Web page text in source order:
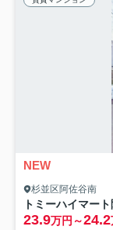
NEW
杉並区阿佐谷南
トミーハイマー
23.9万円～24.2